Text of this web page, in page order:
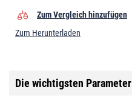
Zum Vergleich hinzufügen
Zum Herunterladen
Die wichtigsten Parameter